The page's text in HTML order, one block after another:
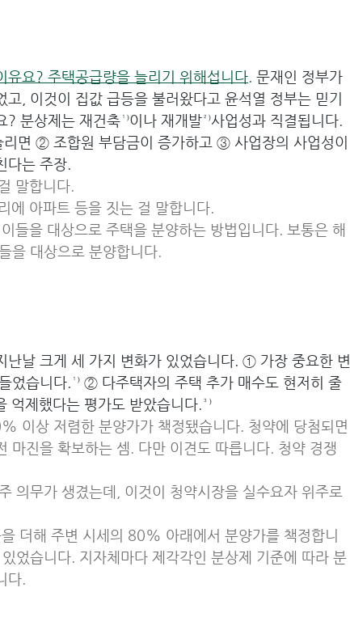
요? 주택공급량을 늘리기 위해섭니다. 문재인 정부가
, 이것이 집값 급등을 불러왔다고 윤석열 정부는 믿기
분상제는 재건축¹⁾이나 재개발²⁾사업성과 직결됩니다.
면 ② 조합원 부담금이 증가하고 ③ 사업장의 사업성이
는 주장.
말합니다.
에 아파트 등을 짓는 걸 말합니다.
들을 대상으로 주택을 분양하는 방법입니다. 보통은 해
을 대상으로 분양합니다.
난날 크게 세 가지 변화가 있었습니다. ① 가장 중요한 변
었습니다.¹⁾ ② 다주택자의 주택 추가 매수도 현저히 줄
억제했다는 평가도 받았습니다.³⁾
이상 저렴한 분양가가 책정됐습니다. 청약에 당첨되면
마진을 확보하는 셈. 다만 이견도 따릅니다. 청약 경쟁
의무가 생겼는데, 이것이 청약시장을 실수요자 위주로
더해 주변 시세의 80% 아래에서 분양가를 책정합니
었습니다. 지자체마다 제각각인 분상제 기준에 따라 분
다.